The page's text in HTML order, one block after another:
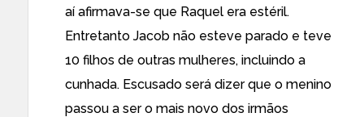
aí afirmava-se que Raquel era estéril.
Entretanto Jacob não esteve parado e teve
10 filhos de outras mulheres, incluindo a
cunhada. Escusado será dizer que o menino
passou a ser o mais novo dos irmãos